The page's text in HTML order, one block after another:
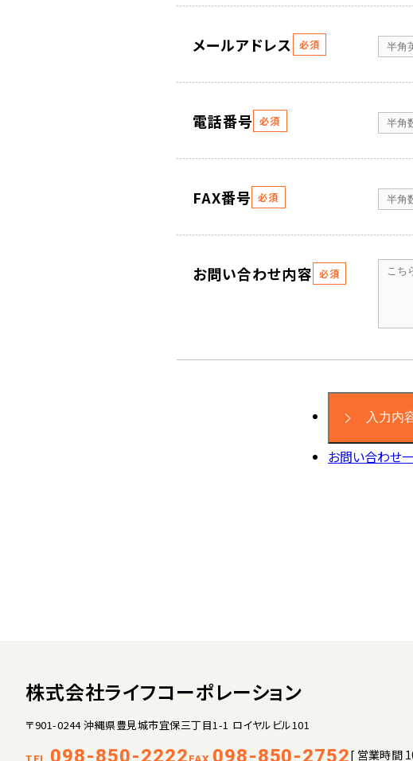
メールアドレス 必須
電話番号 必須
FAX番号 必須
お問い合わせ内容 必須
お問い合わせ
株式会社ライフコーポレーション
〒901-0244 沖縄県豊見城市宜保三丁目1-1 ロイヤルビル101
098-850-2222 098-850-2752[ 営業時間